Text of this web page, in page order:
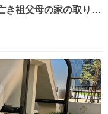
くない食器棚と机の
とても大切にしてお